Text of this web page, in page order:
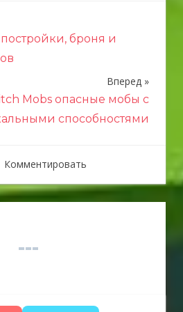
броня и
Вперед
Mobs опасные мобы с
способностями
Комментировать